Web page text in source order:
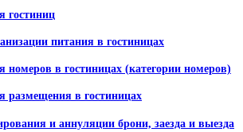
гостиниц
питания в гостиницах
номеров в гостиницах (категории номеров)
размещения в гостиницах
и аннуляции брони, заезда и выезда